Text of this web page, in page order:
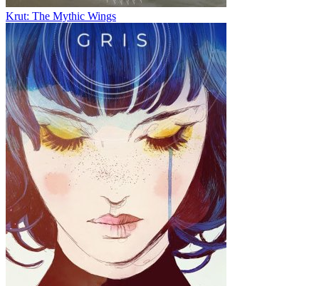
Krut: The Mythic Wings